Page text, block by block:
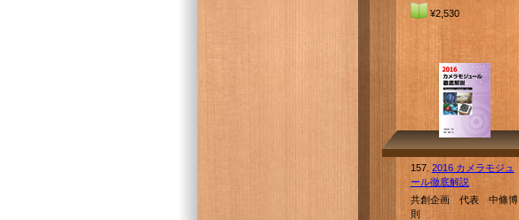
¥2,530
157. 2016 カメラモジュ
ール徹底解説
共創企画 代表 中條博
則